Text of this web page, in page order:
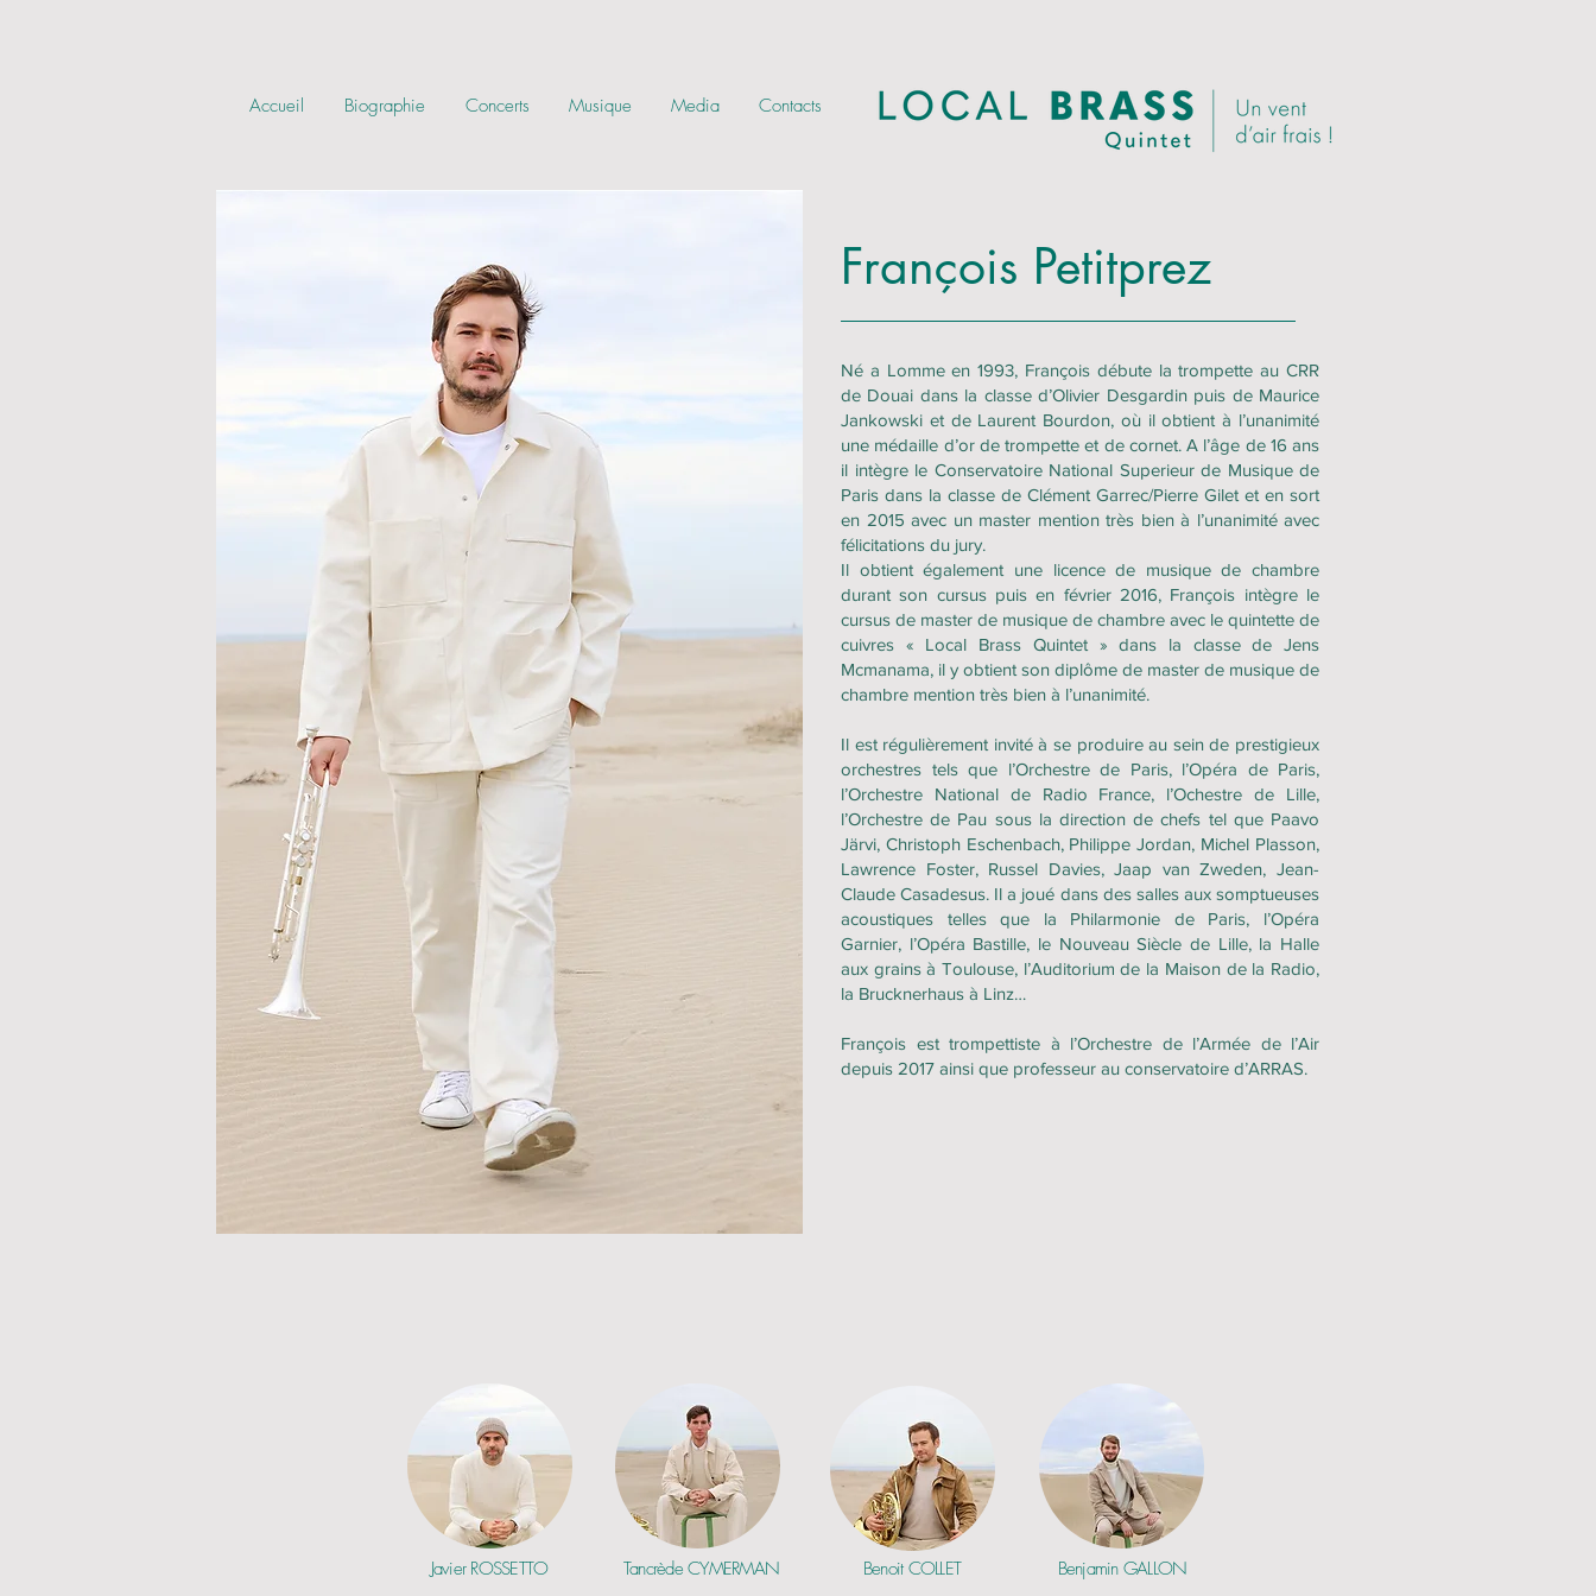
Accueil Biographie Concerts Musique Media Contacts
François Petitprez
Né a Lomme en 1993, François débute la trompette au CRR
de Douai dans la classe d’Olivier Desgardin puis de Maurice
Jankowski et de Laurent Bourdon, où il obtient à l’unanimité
une médaille d’or de trompette et de cornet. A l’âge de 16 ans
il intègre le Conservatoire National Superieur de Musique de
Paris dans la classe de Clément Garrec/Pierre Gilet et en sort
en 2015 avec un master mention très bien à l’unanimité avec
félicitations du jury.
Il obtient également une licence de musique de chambre
durant son cursus puis en février 2016, François intègre le
cursus de master de musique de chambre avec le quintette de
cuivres « Local Brass Quintet » dans la classe de Jens
Mcmanama, il y obtient son diplôme de master de musique de
chambre mention très bien à l’unanimité.
Il est régulièrement invité à se produire au sein de prestigieux
orchestres tels que l’Orchestre de Paris, l’Opéra de Paris,
l’Orchestre National de Radio France, l’Ochestre de Lille,
l’Orchestre de Pau sous la direction de chefs tel que Paavo
Järvi, Christoph Eschenbach, Philippe Jordan, Michel Plasson,
Lawrence Foster, Russel Davies, Jaap van Zweden, Jean-
Claude Casadesus. Il a joué dans des salles aux somptueuses
acoustiques telles que la Philarmonie de Paris, l’Opéra
Garnier, l’Opéra Bastille, le Nouveau Siècle de Lille, la Halle
aux grains à Toulouse, l’Auditorium de la Maison de la Radio,
la Brucknerhaus à Linz…
François est trompettiste à l’Orchestre de l’Armée de l’Air
depuis 2017 ainsi que professeur au conservatoire d’ARRAS.
Javier ROSSETTO Tancrède CYMERMAN Benoit COLLET Benjamin GALLON